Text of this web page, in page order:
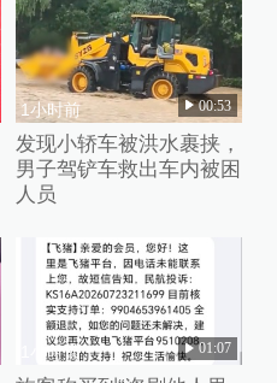
1小时前 00:53
发现小轿车被洪水裹挟，
男子驾铲车救出车内被困
人员
1小时前 01:07